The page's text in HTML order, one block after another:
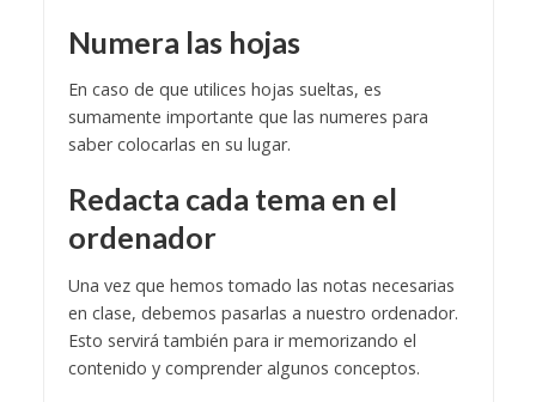
Numera las hojas
En caso de que utilices hojas sueltas, es
sumamente importante que las numeres para
saber colocarlas en su lugar.
Redacta cada tema en el
ordenador
Una vez que hemos tomado las notas necesarias
en clase, debemos pasarlas a nuestro ordenador.
Esto servirá también para ir memorizando el
contenido y comprender algunos conceptos.